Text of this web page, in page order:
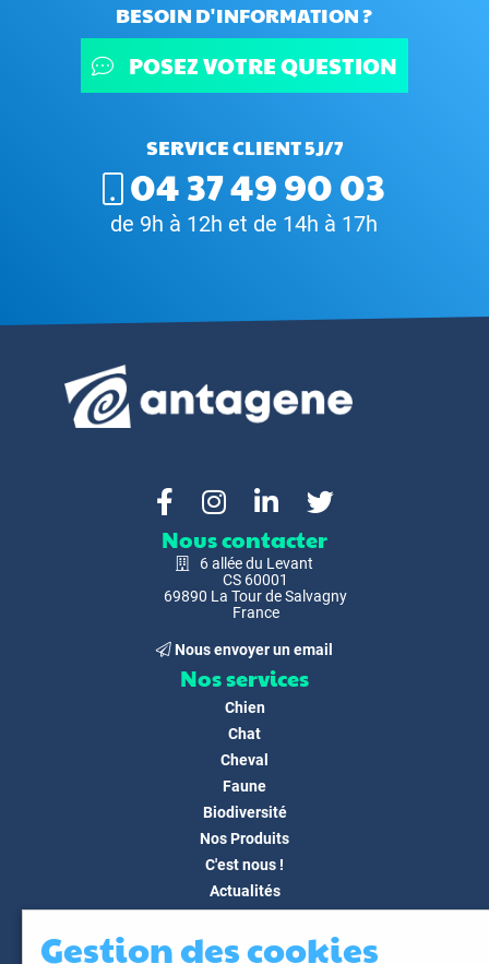
BESOIN D'INFORMATION ?
POSEZ VOTRE QUESTION
SERVICE CLIENT 5J/7
04 37 49 90 03
de 9h à 12h et de 14h à 17h
Nous contacter
6 allée du Levant
CS 60001
69890 La Tour de Salvagny
France
Nous envoyer un email
Nos services
Chien
Chat
Cheval
Faune
Biodiversité
Nos Produits
C'est nous !
Actualités
FAQ
Gestion des cookies